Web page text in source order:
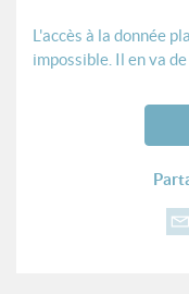
L'accès à la donnée
impossible. Il en va